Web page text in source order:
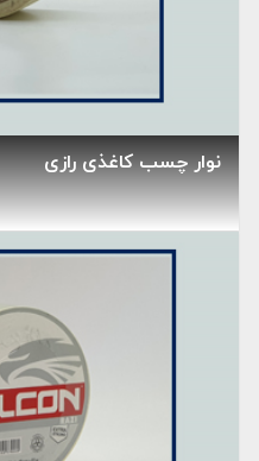
نوار چسب کاغذی رازی